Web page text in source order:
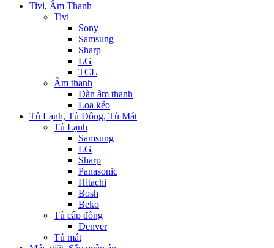
Tivi, Âm Thanh
Tivi
Sony
Samsung
Sharp
LG
TCL
Âm thanh
Dàn âm thanh
Loa kéo
Tủ Lạnh, Tủ Đông, Tủ Mát
Tủ Lạnh
Samsung
LG
Sharp
Panasonic
Hitachi
Bosh
Beko
Tủ cấp đông
Denver
Tủ mát